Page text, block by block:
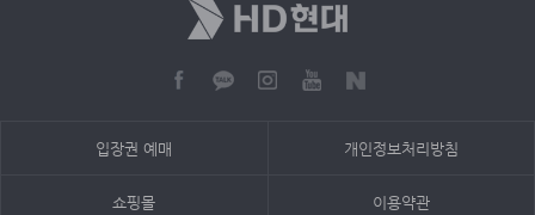
입장권 예매 개인정보처리방침
쇼핑몰 이용약관